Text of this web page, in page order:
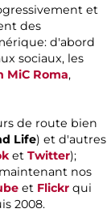
et
des
d'abord
sociaux, les
MiC Roma,
de route bien
Life) et d'autres
et Twitter);
nos
et Flickr qui
2008.